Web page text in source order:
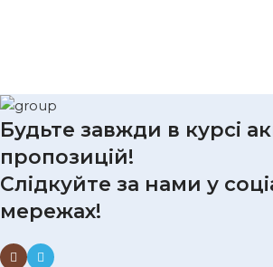
Будьте завжди в курсі
пропозицій!
Слідкуйте за нами у
мережах!